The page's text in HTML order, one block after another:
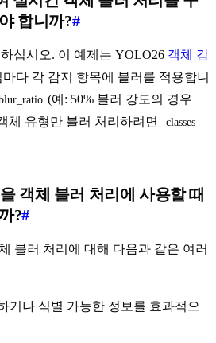
합니까?#
십시오. 이 예제는 YOLO26 객체 감
다 각 감지 항목에 블러를 적용합니
(예: 50% 블러 강도의 경우
체 유형만 블러 처리하려면 classes
객체 블러 처리에 사용할 때
?#
블러 처리에 대해 다음과 같은 여러
거나 식별 가능한 정보를 효과적으